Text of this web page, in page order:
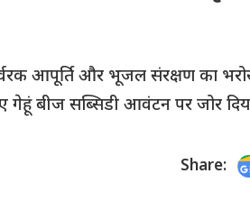
आपूर्ति और भूजल संरक्षण का
गेहूं बीज सब्सिडी आवंटन पर जोर
Share: